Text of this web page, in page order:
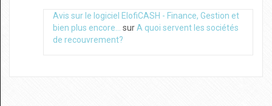
Avis sur le logiciel ElofiCASH - Finance, Gestion et
bien plus encore...
surA quoi servent les sociétés
de recouvrement?